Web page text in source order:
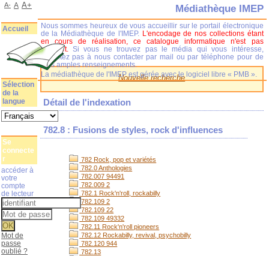
Nouvelle recherche
Détail de l'indexation
782.8 : Fusions de styles, rock d'influences
782 Rock, pop et variétés
782.0 Anthologies
782.007 94491
782.009 2
782.1 Rock'n'roll, rockabilly
782.109 2
782.109 22
782.109 49332
782.11 Rock'n'roll pioneers
782.12 Rockabilly, revival, psychobilly
782.120 944
782.13
Médiathèque IMEP
Nous sommes heureux de vous accueillir sur le portail électronique
de la Médiathèque de l'IMEP. L'encodage de nos collections étant
en cours de réalisation, ce catalogue informatique n'est pas
complet.
Si vous ne trouvez pas le média qui vous intéresse,
n'hésitez pas à nous contacter par mail ou par téléphone pour de
plus amples renseignements.
La médiathèque de l'IMEP est gérée avec le logiciel libre « PMB ».
A- A A+
Accueil
Sélection
de la
langue
Se
connecte
r
accéder à
votre
compte
de lecteur
Mot de
passe
oublié ?